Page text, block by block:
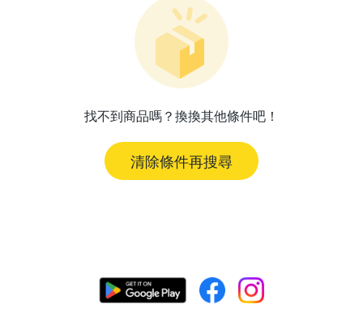
找不到商品嗎？換換其他條件吧！
清除條件再搜尋